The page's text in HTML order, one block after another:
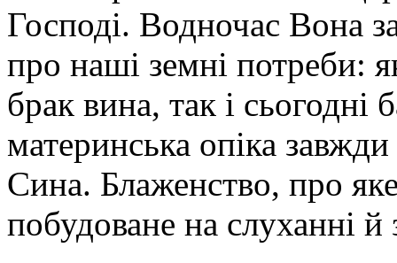
Господі. Водночас Вона
про наші земні потреби:
брак вина, так і сьогодні
материнська опіка
Сина. Блаженство, про
побудоване на слуханні й